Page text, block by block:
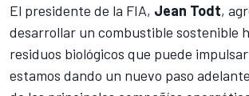
El presidente de la FIA, Jean Todt,
desarrollar un combustible sostenible
residuos biológicos que puede impulsar
estamos dando un nuevo paso